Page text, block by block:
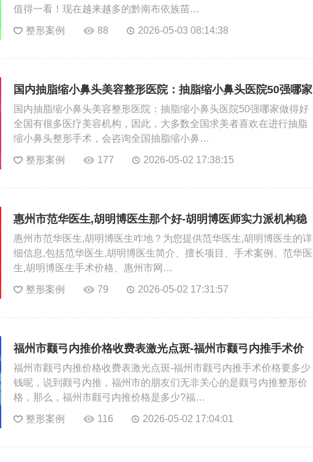
值得一看！现在越来越多的黔南布依族苗…
整形案例 88 2026-05-03 08:14:38
国内抽脂缩小鼻头美容整形医院：抽脂缩小鼻头医院50强哪家
做得好
国内抽脂缩小鼻头美容整形医院：抽脂缩小鼻头医院50强哪家做得好
全国有很多医疗美容机构，因此，大多数全国求美者喜欢在进行抽脂
缩小鼻头整形手术，会咨询全国抽脂缩小鼻…
整形案例 177 2026-05-02 17:38:15
惠州市范华医生,胡明博医生那个好-胡明博医师实力派机构稳
中求胜
惠州市范华医生,胡明博医生咋地？为您提供范华医生,胡明博医生的详
细信息,包括范华医生,胡明博医生简介、擅长项目、手术案例、范华医
生,胡明博医生手术价格、惠州市网…
整形案例 79 2026-05-02 17:31:57
福州市颧弓内推价格收费表激光点斑-福州市颧弓内推手术价
格要多少钱呢
福州市颧弓内推价格收费表激光点斑-福州市颧弓内推手术价格要多少
钱呢，说到颧弓内推，福州市的朋友们无非关心的是颧弓内推整形价
格，那么，福州市颧弓内推价格是多少?福…
整形案例 116 2026-05-02 17:04:01